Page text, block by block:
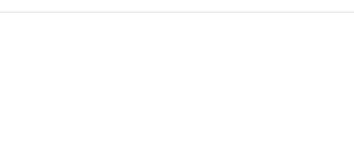
Internal Length: 325